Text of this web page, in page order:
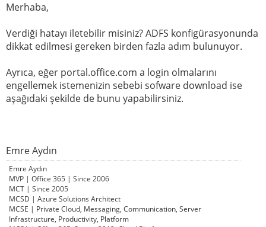
Merhaba,
Verdiği hatayı iletebilir misiniz? ADFS konfigürasyonunda
dikkat edilmesi gereken birden fazla adım bulunuyor.
Ayrıca, eğer portal.office.com a login olmalarını
engellemek istemenizin sebebi sofware download ise
aşağıdaki şekilde de bunu yapabilirsiniz.
Emre Aydın
Emre Aydın
MVP | Office 365 | Since 2006
MCT | Since 2005
MCSD | Azure Solutions Architect
MCSE | Private Cloud, Messaging, Communication, Server
Infrastructure, Productivity, Platform